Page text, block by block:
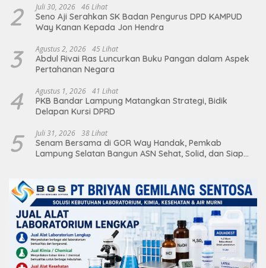
2 Juli 30, 2026 46 Lihat
Seno Aji Serahkan SK Badan Pengurus DPD KAMPUD
Way Kanan Kepada Jon Hendra
3 Agustus 2, 2026 45 Lihat
Abdul Rivai Ras Luncurkan Buku Pangan dalam Aspek
Pertahanan Negara
4 Agustus 1, 2026 41 Lihat
PKB Bandar Lampung Matangkan Strategi, Bidik
Delapan Kursi DPRD
5 Juli 31, 2026 38 Lihat
Senam Bersama di GOR Way Handak, Pemkab
Lampung Selatan Bangun ASN Sehat, Solid, dan Siap